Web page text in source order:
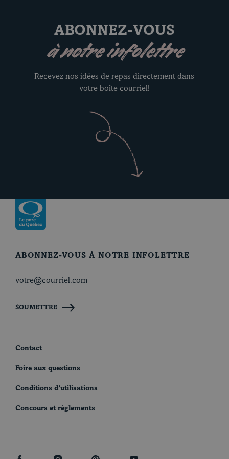
ABONNEZ-VOUS
à notre infolettre
Recevez nos idées de repas directement dans
votre boîte courriel!
Revenir à la page d’accueil
Contact
Foire aux questions
Conditions d’utilisations
Concours et règlements
ABONNEZ-VOUS À NOTRE INFOLETTRE
SOUMETTRE